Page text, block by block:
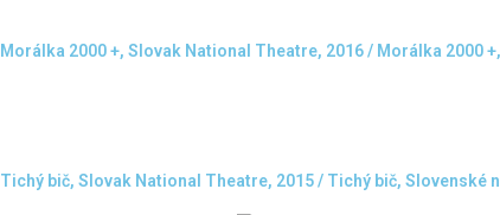
Morálka 2000 +, Slovak National Theatre, 2016 / Morálka 2000
Tichý bič, Slovak National Theatre, 2015 / Tichý bič, Slovenské